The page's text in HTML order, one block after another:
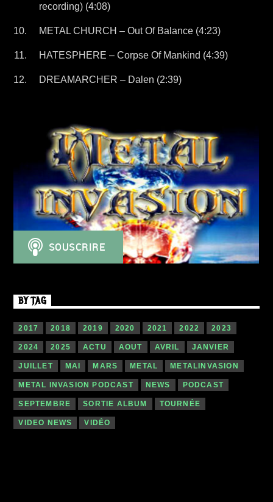
recording) (4:08)
METAL CHURCH – Out Of Balance (4:23)
HATESPHERE – Corpse Of Mankind (4:39)
DREAMARCHER – Dalen (2:39)
BY TAG
2017 2018 2019 2020 2021 2022 2023
2024 2025 ACTU AOUT AVRIL JANVIER
JUILLET MAI MARS METAL METALINVASION
METAL INVASION PODCAST NEWS PODCAST
SEPTEMBRE SORTIE ALBUM TOURNÉE
VIDEO NEWS VIDÉO